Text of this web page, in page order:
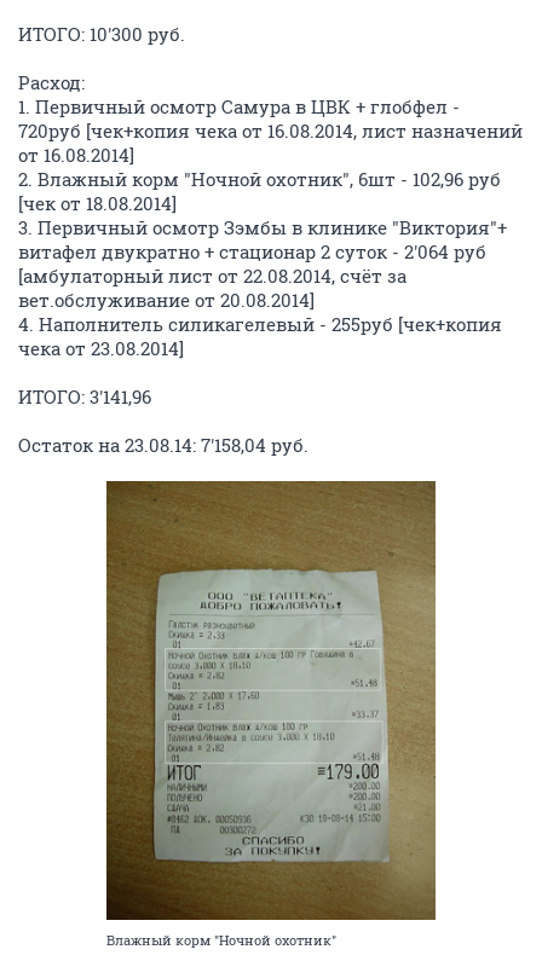
ИТОГО: 10'300 руб.
Расход:
1. Первичный осмотр Самура в ЦВК + глобфел -
720руб [чек+копия чека от 16.08.2014, лист назначений
от 16.08.2014]
2. Влажный корм "Ночной охотник", 6шт - 102,96 руб
[чек от 18.08.2014]
3. Первичный осмотр Зэмбы в клинике "Виктория"+
витафел двукратно + стационар 2 суток - 2'064 руб
[амбулаторный лист от 22.08.2014, счёт за
вет.обслуживание от 20.08.2014]
4. Наполнитель силикагелевый - 255руб [чек+копия
чека от 23.08.2014]
ИТОГО: 3'141,96
Остаток на 23.08.14: 7'158,04 руб.
Влажный корм "Ночной охотник"